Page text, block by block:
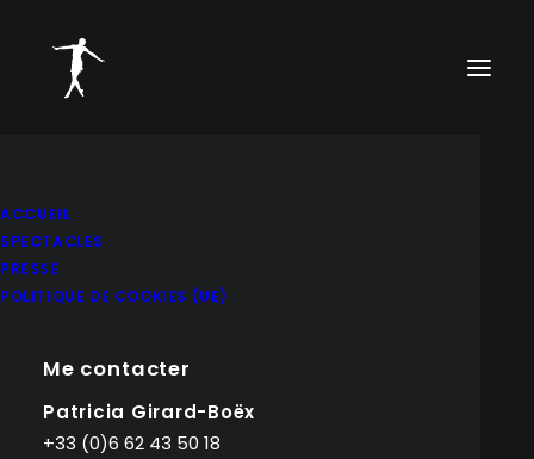
ACCUEIL
SPECTACLES
PRESSE
POLITIQUE DE COOKIES (UE)
Me contacter
Patricia Girard-Boëx
+33 (0)6 62 43 50 18